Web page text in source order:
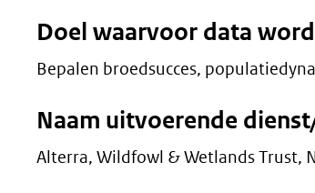
Doel waarvoor data
Bepalen broedsucces,
Naam uitvoerende
Alterra, Wildfowl & Wetlands Trust,